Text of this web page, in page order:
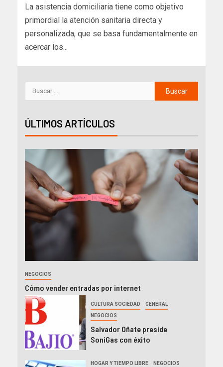
La asistencia domiciliaria tiene como objetivo
primordial la atención sanitaria directa y
personalizada, que se basa fundamentalmente en
acercar los...
ÚLTIMOS ARTÍCULOS
NEGOCIOS
Cómo vender entradas por internet
CULTURA SOCIEDAD GENERAL
NEGOCIOS
Salvador Oñate preside
SoniGas con éxito
HOGAR Y TIEMPO LIBRE NEGOCIOS